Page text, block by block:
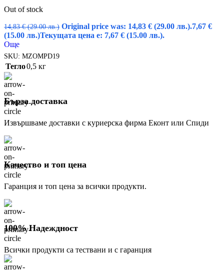
Out of stock
14,83€ (29.00 лв.) Original price was: 14,83 € (29.00 лв.).7,67 €
(15.00 лв.)Текущата цена е: 7,67 € (15.00 лв.).
Още
SKU: MZOMPD19
Тегло0,5 кг
Бърза доставка
Извършваме доставки с куриерска фирма Еконт или Спиди
Качество и топ цена
Гаранция и топ цена за всички продукти.
100% Надеждност
Всички продукти са тествани и с гаранция